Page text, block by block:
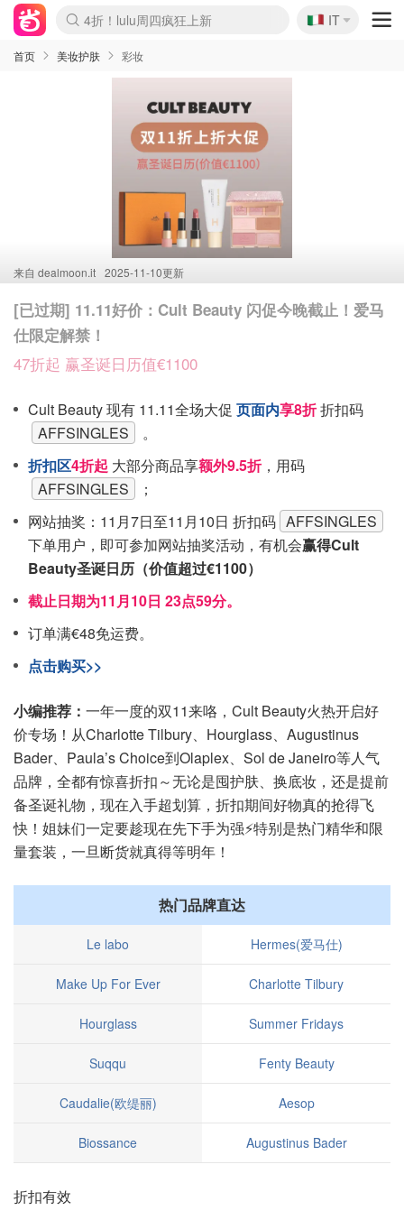
Boticinal 夏促开抢！
4折！lulu周四疯狂上新
速领！Stanley独家85折
Zalando 奥莱闪促！每日更新
🇮🇹
IT
首页 美妆护肤 彩妆
来自 dealmoon.it 2025-11-10更新
[已过期] 11.11好价：Cult Beauty 闪促今晚截止！爱马
仕限定解禁！
47折起 赢圣诞日历值€1100
Cult Beauty 现有 11.11全场大促 页面内享8折折扣码
AFFSINGLES
。
折扣区4折起 大部分商品享额外9.5折，用码
AFFSINGLES
；
网站抽奖：11月7日至11月10日 折扣码 AFFSINGLES
下单用户，即可参加网站抽奖活动，有机会赢得Cult
Beauty圣诞日历（价值超过€1100）
截止日期为11月10日 23点59分。
订单满€48免运费。
点击购买>>
小编推荐： 一年一度的双11来咯，Cult Beauty火热开启好
价专场！从Charlotte Tilbury、Hourglass、Augustinus
Bader、Paula’s Choice到Olaplex、Sol de Janeiro等人气
品牌，全都有惊喜折扣～无论是囤护肤、换底妆，还是提前
备圣诞礼物，现在入手超划算，折扣期间好物真的抢得飞
快！姐妹们一定要趁现在先下手为强⚡️特别是热门精华和限
量套装，一旦断货就真得等明年！
热门品牌直达
Le labo Hermes(爱马仕)
Make Up For Ever Charlotte Tilbury
Hourglass Summer Fridays
Suqqu Fenty Beauty
Caudalie(欧缇丽) Aesop
Biossance Augustinus Bader
折扣有效